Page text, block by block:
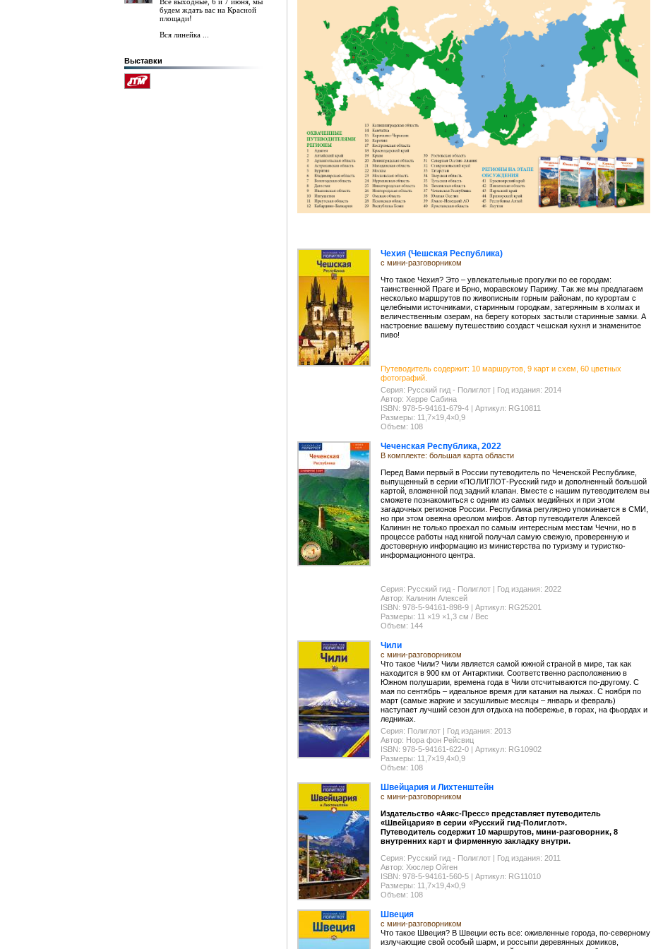
будем ждать вас на Красной
площади!
Вся линейка ...
Выставки
Чехия (Чешская Республика)
с мини-разговорником
Что такое Чехия? Это – увлекательные прогулки по ее городам:
таинственной Праге и Брно, моравскому Парижу. Так же мы предлагаем
несколько маршрутов по живописным горным районам, по курортам с
целебными источниками, старинным городкам, затерянным в холмах и
величественным озерам, на берегу которых застыли старинные замки. А
настроение вашему путешествию создаст чешская кухня и знаменитое
пиво!
Путеводитель содержит: 10 маршрутов, 9 карт и схем, 60 цветных
фотографий.
Серия: Русский гид - Полиглот | Год издания: 2014
Автор: Херре Сабина
ISBN: 978-5-94161-679-4 | Артикул: RG10811
Размеры: 11,7×19,4×0,9
Объем: 108
Чеченская Республика, 2022
В комплекте: большая карта области
Перед Вами первый в России путеводитель по Чеченской Республике,
выпущенный в серии «ПОЛИГЛОТ-Русский гид» и дополненный большой
картой, вложенной под задний клапан. Вместе с нашим путеводителем вы
сможете познакомиться с одним из самых медийных и при этом
загадочных регионов России. Республика регулярно упоминается в СМИ,
но при этом овеяна ореолом мифов. Автор путеводителя Алексей
Калинин не только проехал по самым интересным местам Чечни, но в
процессе работы над книгой получал самую свежую, проверенную и
достоверную информацию из министерства по туризму и туристко-
информационного центра.
Серия: Русский гид - Полиглот | Год издания: 2022
Автор: Калинин Алексей
ISBN: 978-5-94161-898-9 | Артикул: RG25201
Размеры: 11 ×19 ×1,3 см / Вес
Объем: 144
Чили
с мини-разговорником
Что такое Чили? Чили является самой южной страной в мире, так как
находится в 900 км от Антарктики. Соответственно расположению в
Южном полушарии, времена года в Чили отсчитываются по-другому. С
мая по сентябрь – идеальное время для катания на лыжах. С ноября по
март (самые жаркие и засушливые месяцы – январь и февраль)
наступает лучший сезон для отдыха на побережье, в горах, на фьордах и
ледниках.
Серия: Полиглот | Год издания: 2013
Автор: Нора фон Рейсвиц
ISBN: 978-5-94161-622-0 | Артикул: RG10902
Размеры: 11,7×19,4×0,9
Объем: 108
Швейцария и Лихтенштейн
с мини-разговорником
Издательство «Аякс-Пресс» представляетпутеводитель
«Швейцария» в серии «Русский гид-Полиглот».
Путеводитель содержит 10 маршрутов, мини-разговорник, 8
внутренних карт и фирменную закладку внутри.
Серия: Русский гид - Полиглот | Год издания: 2011
Автор: Хюслер Ойген
ISBN: 978-5-94161-560-5 | Артикул: RG11010
Размеры: 11,7×19,4×0,9
Объем: 108
Швеция
с мини-разговорником
Что такое Швеция? В Швеции есть все: оживленные города, по-северному
излучающие свой особый шарм, и россыпи деревянных домиков,